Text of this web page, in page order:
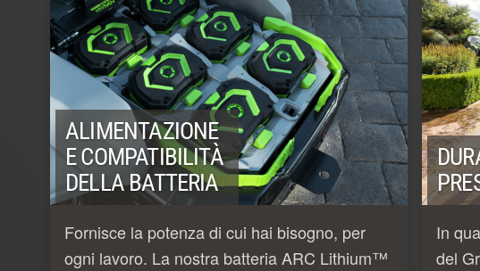
ALIMENTAZIONE
E COMPATIBILITÀ
DELLA BATTERIA
Fornisce la potenza di cui hai bisogno, per
ogni lavoro. La nostra batteria ARC Lithium™
In
del